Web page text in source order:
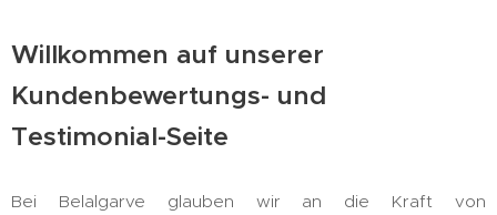
Willkommen auf unserer
Kundenbewertungs- und
Testimonial-Seite
Bei Belalgarve glauben wir an die Kraft von